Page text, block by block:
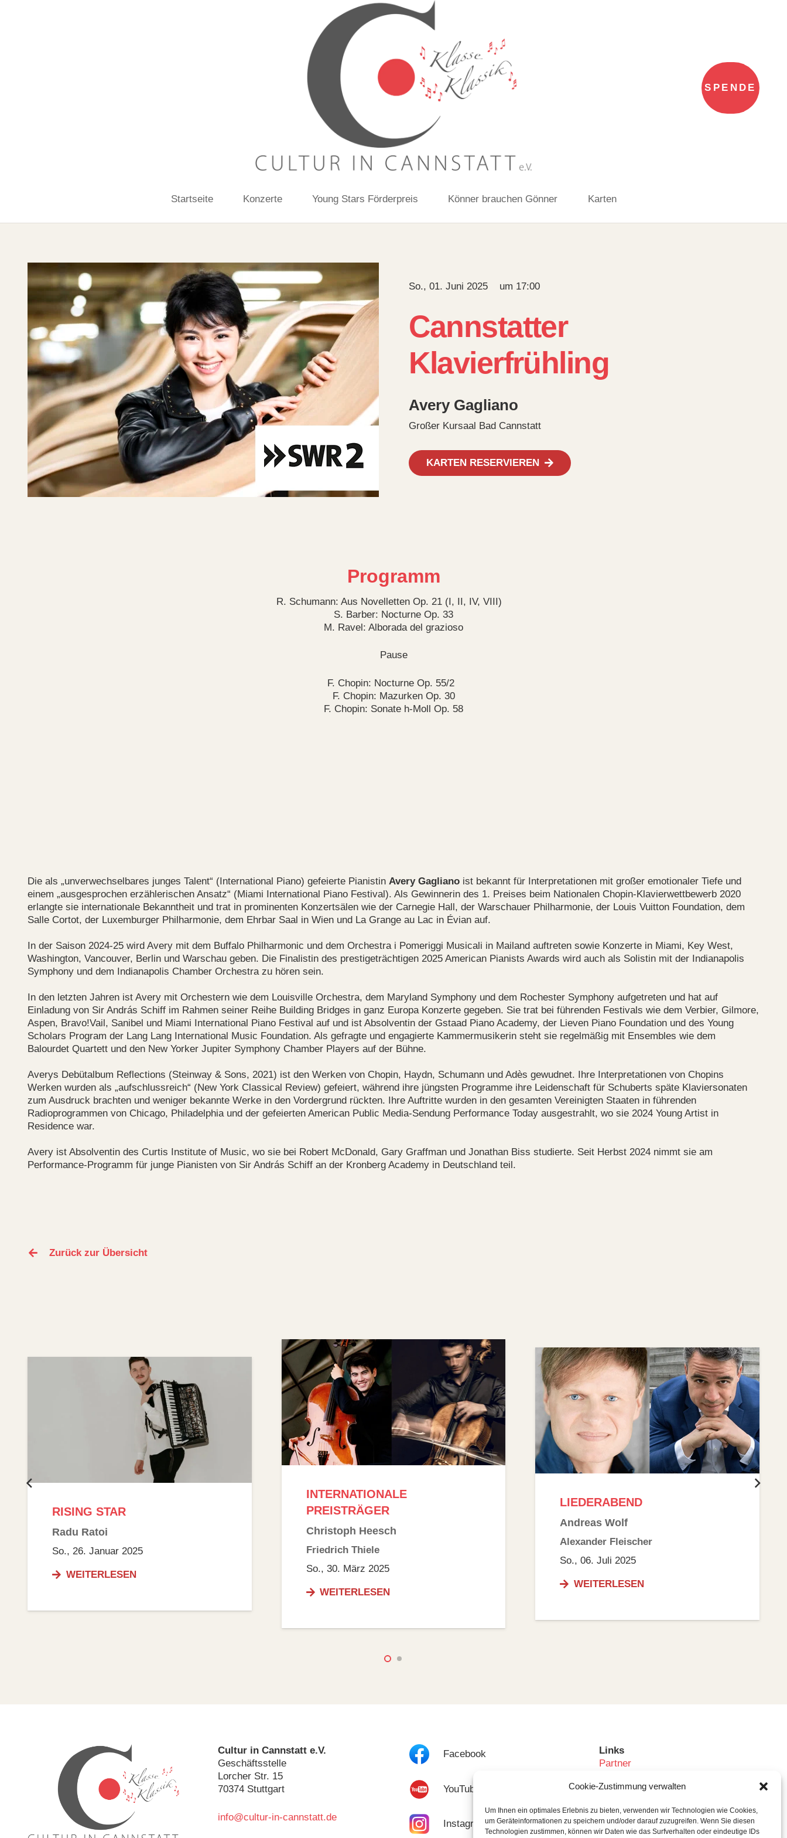
Cookie-Zustimmung verwalten
Um Ihnen ein optimales Erlebnis zu bieten, verwenden wir Technologien wie Cookies,
um Geräteinformationen zu speichern und/oder darauf zuzugreifen. Wenn Sie diesen
Technologien zustimmen, können wir Daten wie das Surfverhalten oder eindeutige IDs
SPENDE
Startseite Konzerte Young Stars Förderpreis Könner brauchen Gönner Karten
So., 01. Juni 2025 um 17:00
Cannstatter
Klavierfrühling
Avery Gagliano
Großer Kursaal Bad Cannstatt
KARTEN RESERVIEREN
Programm
R. Schumann: Aus Novelletten Op. 21 (I, II, IV, VIII)
S. Barber: Nocturne Op. 33
M. Ravel: Alborada del grazioso
Pause
F. Chopin: Nocturne Op. 55/2
F. Chopin: Mazurken Op. 30
F. Chopin: Sonate h-Moll Op. 58
Die als „unverwechselbares junges Talent“ (International Piano) gefeierte Pianistin Avery Gagliano ist bekannt für Interpretationen mit großer emotionaler Tiefe und
einem „ausgesprochen erzählerischen Ansatz“ (Miami International Piano Festival). Als Gewinnerin des 1. Preises beim Nationalen Chopin-Klavierwettbewerb 2020
erlangte sie internationale Bekanntheit und trat in prominenten Konzertsälen wie der Carnegie Hall, der Warschauer Philharmonie, der Louis Vuitton Foundation, dem
Salle Cortot, der Luxemburger Philharmonie, dem Ehrbar Saal in Wien und La Grange au Lac in Évian auf.
In der Saison 2024-25 wird Avery mit dem Buffalo Philharmonic und dem Orchestra i Pomeriggi Musicali in Mailand auftreten sowie Konzerte in Miami, Key West,
Washington, Vancouver, Berlin und Warschau geben. Die Finalistin des prestigeträchtigen 2025 American Pianists Awards wird auch als Solistin mit der Indianapolis
Symphony und dem Indianapolis Chamber Orchestra zu hören sein.
In den letzten Jahren ist Avery mit Orchestern wie dem Louisville Orchestra, dem Maryland Symphony und dem Rochester Symphony aufgetreten und hat auf
Einladung von Sir András Schiff im Rahmen seiner Reihe Building Bridges in ganz Europa Konzerte gegeben. Sie trat bei führenden Festivals wie dem Verbier, Gilmore,
Aspen, Bravo!Vail, Sanibel und Miami International Piano Festival auf und ist Absolventin der Gstaad Piano Academy, der Lieven Piano Foundation und des Young
Scholars Program der Lang Lang International Music Foundation. Als gefragte und engagierte Kammermusikerin steht sie regelmäßig mit Ensembles wie dem
Balourdet Quartett und den New Yorker Jupiter Symphony Chamber Players auf der Bühne.
Averys Debütalbum Reflections (Steinway & Sons, 2021) ist den Werken von Chopin, Haydn, Schumann und Adès gewudnet. Ihre Interpretationen von Chopins
Werken wurden als „aufschlussreich“ (New York Classical Review) gefeiert, während ihre jüngsten Programme ihre Leidenschaft für Schuberts späte Klaviersonaten
zum Ausdruck brachten und weniger bekannte Werke in den Vordergrund rückten. Ihre Auftritte wurden in den gesamten Vereinigten Staaten in führenden
Radioprogrammen von Chicago, Philadelphia und der gefeierten American Public Media-Sendung Performance Today ausgestrahlt, wo sie 2024 Young Artist in
Residence war.
Avery ist Absolventin des Curtis Institute of Music, wo sie bei Robert McDonald, Gary Graffman und Jonathan Biss studierte. Seit Herbst 2024 nimmt sie am
Performance-Programm für junge Pianisten von Sir András Schiff an der Kronberg Academy in Deutschland teil.
Zurück zur Übersicht
PREISTRÄGER
Christoph Heesch
Friedrich Thiele
So., 30. März 2025
LIEDERABEND NEUE NAMEN
Mira Foron
Ryo Yamanishi
So., 28. September 2025
WEITERLESEN
Cultur in Cannstatt e.V.
Geschäftsstelle
Lorcher Str. 15
70374 Stuttgart
info@cultur-in-cannstatt.de
Facebook
YouTube
Instagram
Links
Partner
Verein
Kontakt